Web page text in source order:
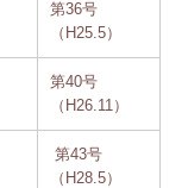
第36号
（H25.5）
第40号
（H26.11）
第43号
（H28.5）